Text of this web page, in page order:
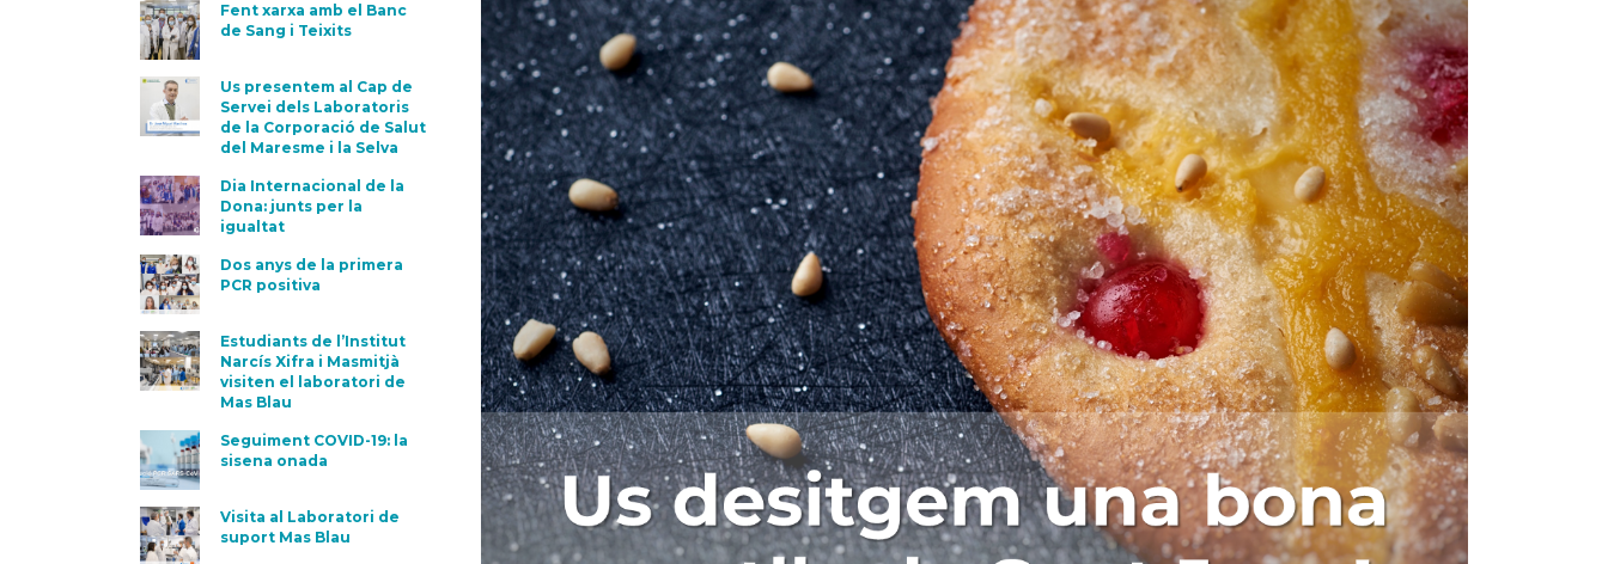
Fent xarxa amb el Banc
de Sang i Teixits
Us presentem al Cap de
Servei dels Laboratoris
de la Corporació de Salut
del Maresme i la Selva
Dia Internacional de la
Dona: junts per la
igualtat
Dos anys de la primera
PCR positiva
Estudiants de l’Institut
Narcís Xifra i Masmitjà
visiten el laboratori de
Mas Blau
Seguiment COVID-19: la
sisena onada
Visita al Laboratori de
suport Mas Blau